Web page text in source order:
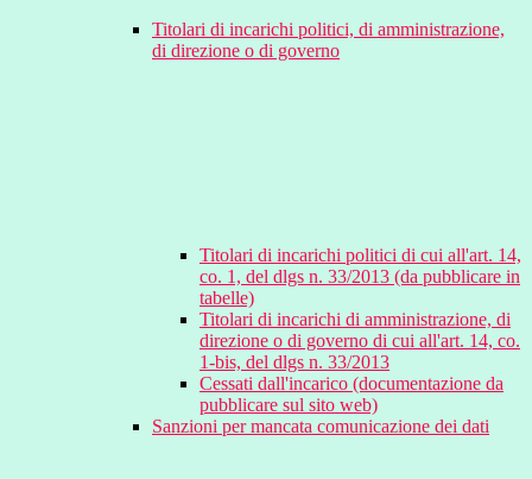
Titolari di incarichi politici, di amministrazione,
di direzione o di governo
Titolari di incarichi politici di cui all'art. 14,
co. 1, del dlgs n. 33/2013 (da pubblicare in
tabelle)
Titolari di incarichi di amministrazione, di
direzione o di governo di cui all'art. 14, co.
1-bis, del dlgs n. 33/2013
Cessati dall'incarico (documentazione da
pubblicare sul sito web)
Sanzioni per mancata comunicazione dei dati